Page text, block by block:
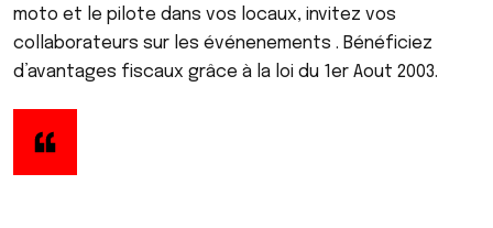
moto et le pilote dans vos locaux, invitez vos
collaborateurs sur les événenements . Bénéficiez
d’avantages fiscaux grâce à la loi du 1er Aout 2003.